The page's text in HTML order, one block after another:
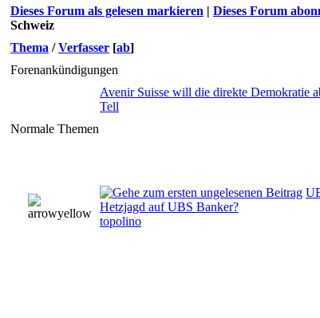
Dieses Forum als gelesen markieren | Dieses Forum
Schweiz
Thema /Verfasser [ab]
Forenankündigungen
Avenir Suisse will die direkte Demokratie
Tell
Normale Themen
Hetzjagd auf UBS Banker?
topolino